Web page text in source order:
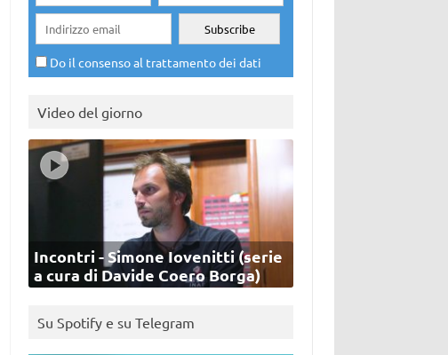
Do il consenso al trattamento dei dati
Video del giorno
Incontri - Simone Iovenitti (serie
a cura di Davide Coero Borga)
Su Spotify e su Telegram